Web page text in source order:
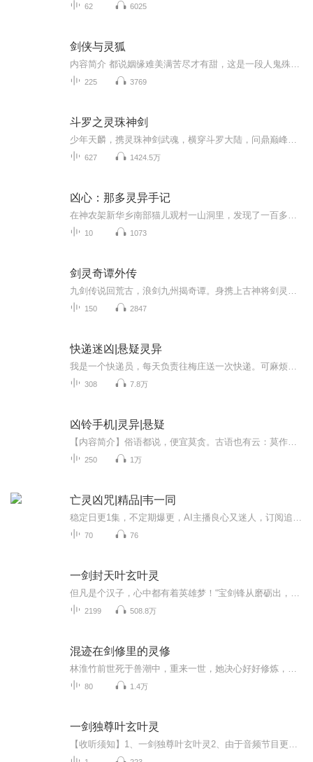
62 6025
剑侠与灵狐
225 3769
斗罗之灵珠神剑
627 1424.5万
凶心：那多灵异手记
10 1073
剑灵奇谭外传
150 2847
快递迷凶|悬疑灵异
308 7.8万
凶铃手机|灵异|悬疑
250 1万
亡灵凶咒|精品|韦一同
70 76
一剑封天叶玄叶灵
2199 508.8万
混迹在剑修里的灵修
80 1.4万
一剑独尊叶玄叶灵